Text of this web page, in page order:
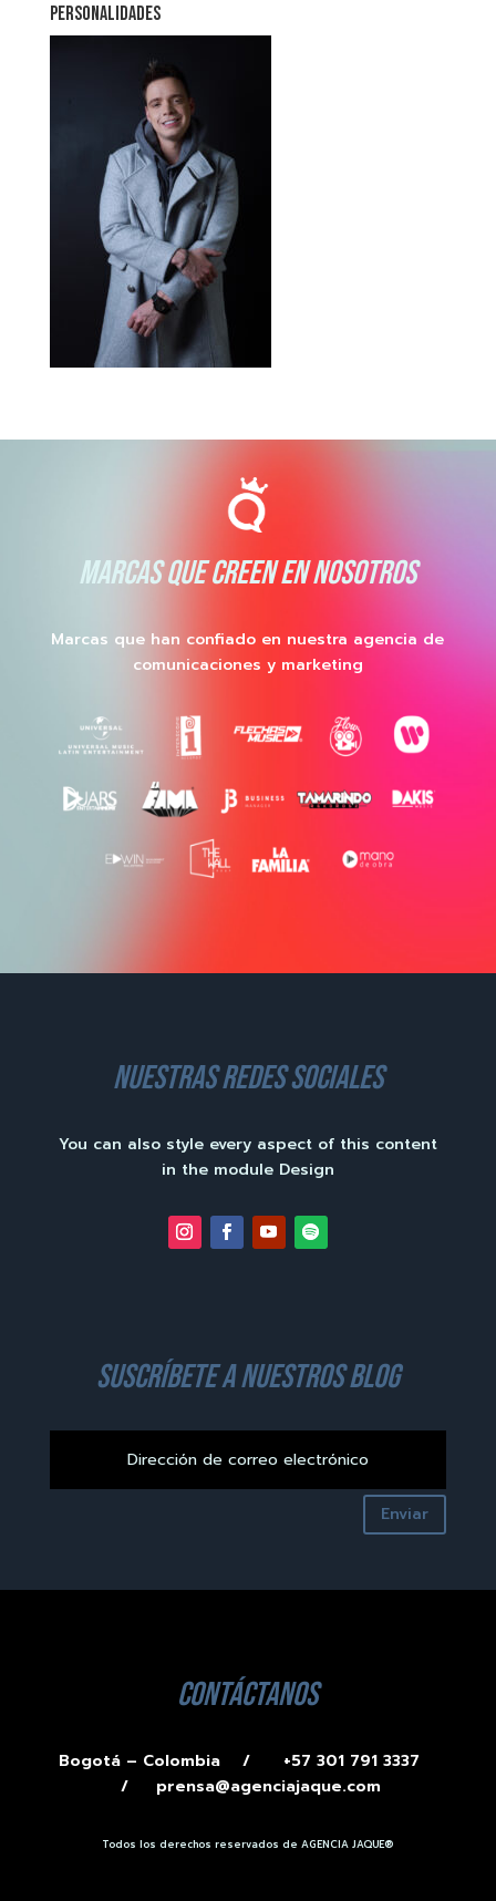
PERSONALIDADES
MARCAS QUE CREEN EN NOSOTROS
Marcas que han confiado en nuestra agencia de
comunicaciones y marketing
nuestras redes sociales
You can also style every aspect of this content
in the module Design
suscríbete a nuestros blog
Enviar
contáctanos
Bogotá – Colombia /
+57 301 791 3337
/ prensa@agenciajaque.com
Todos los derechos reservados de AGENCIA JAQUE®